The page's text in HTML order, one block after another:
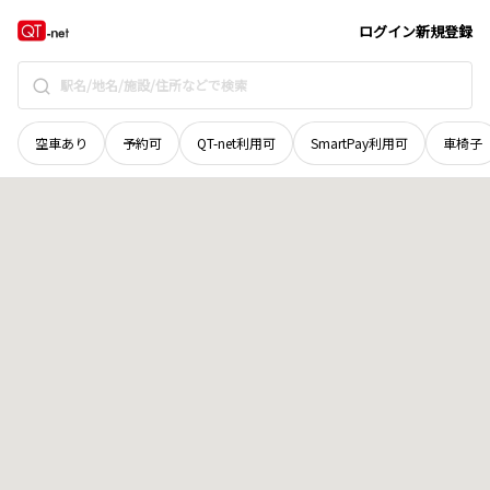
ログイン新規登録
空車あり 予約可 QT-net利用可 SmartPay利用可 車椅子
青森県